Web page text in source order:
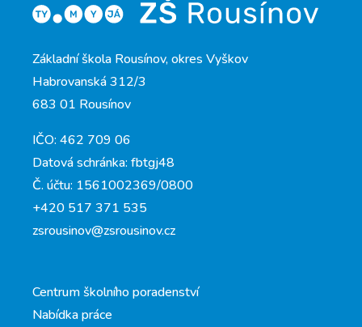
Základní škola Rousínov, okres Vyškov
Habrovanská 312/3
683 01 Rousínov
IČO: 462 709 06
Datová schránka: fbtgj48
Č. účtu: 1561002369/0800
+420 517 371 535
zsrousinov@zsrousinov.cz
Centrum školního poradenství
Nabídka práce